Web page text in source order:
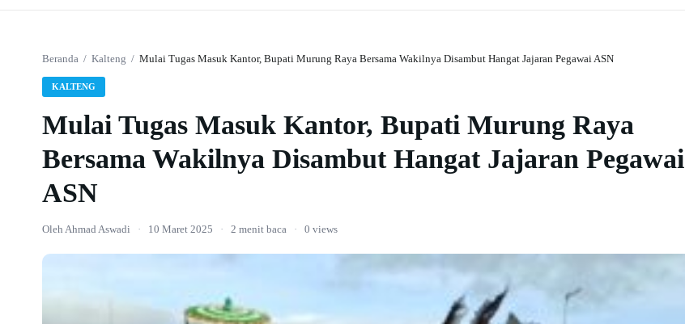
Beranda / Kalteng / Mulai Tugas Masuk Kantor, Bupati Murung Raya Bersama Wakilnya Disambut Hangat Jajaran Pegawai ASN
KALTENG
Mulai Tugas Masuk Kantor, Bupati Murung Raya
Bersama Wakilnya Disambut Hangat Jajaran Pegawai
ASN
Oleh Ahmad Aswadi · 10 Maret 2025 · 2 menit baca · 0 views